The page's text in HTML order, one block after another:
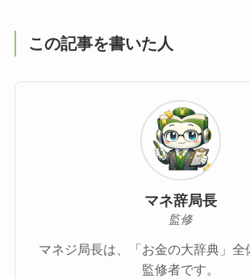
この記事を書いた人
マネ辞局長
監修
マネジ局長は、「お金の大辞典」全
監修者です。